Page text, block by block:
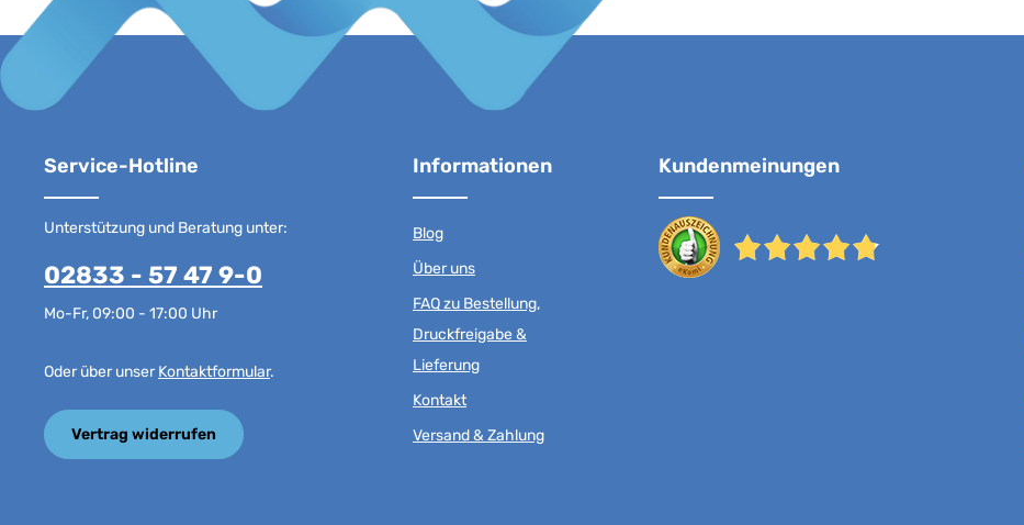
Service-Hotline
Unterstützung und Beratung unter:
02833 - 57 47 9-0
Mo-Fr, 09:00 - 17:00 Uhr
Oder über unserKontaktformular.
Vertrag widerrufen
Informationen
Blog
Über uns
FAQ zu Bestellung,
Druckfreigabe &
Lieferung
Kontakt
Versand & Zahlung
Kundenmeinungen